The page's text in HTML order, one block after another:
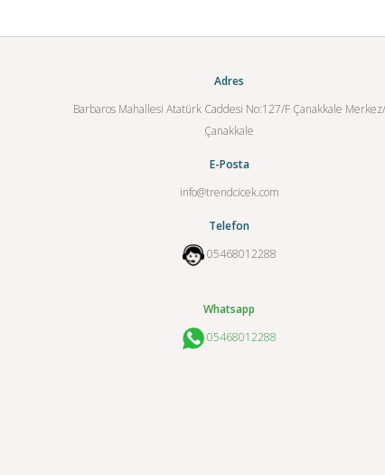
Adres
Barbaros Mahallesi Atatürk Caddesi No:127/F Çanakkale Merkez/
Çanakkale
E-Posta
info@trendcicek.com
Telefon
05468012288
Whatsapp
05468012288